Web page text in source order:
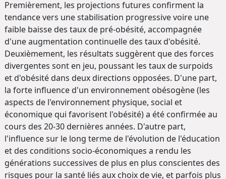
Premièrement, les projections futures confirment la
tendance vers une stabilisation progressive voire une
faible baisse des taux de pré-obésité, accompagnée
d'une augmentation continuelle des taux d'obésité.
Deuxièmement, les résultats suggèrent que des forces
divergentes sont en jeu, poussant les taux de surpoids
et d'obésité dans deux directions opposées. D'une part,
la forte influence d'un environnement obésogène (les
aspects de l'environnement physique, social et
économique qui favorisent l'obésité) a été confirmée au
cours des 20-30 dernières années. D'autre part,
l'influence sur le long terme de l'évolution de l'éducation
et des conditions socio-économiques a rendu les
générations successives de plus en plus conscientes des
risques pour la santé liés aux choix de vie, et parfois plus